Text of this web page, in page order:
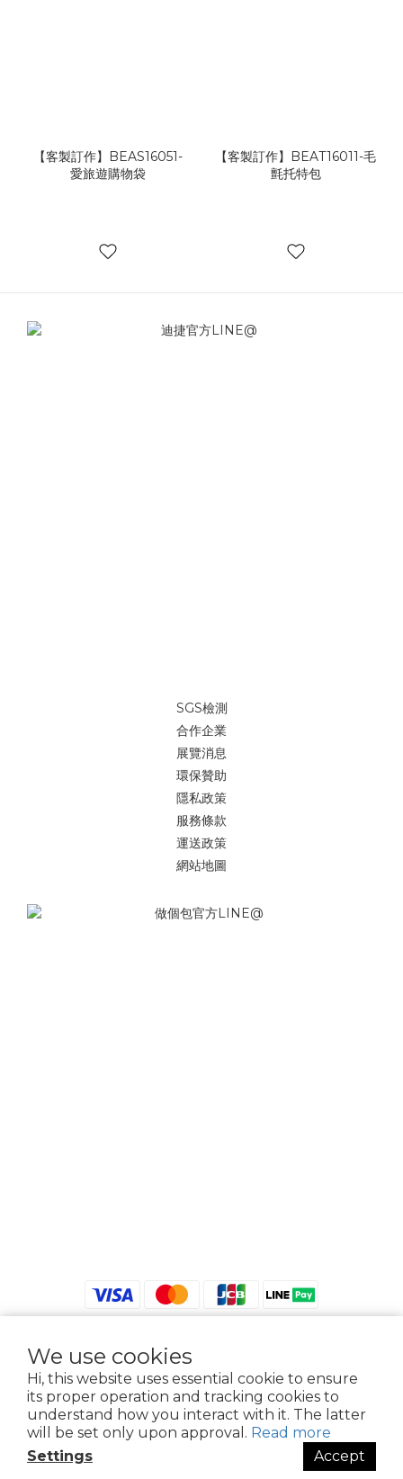
We use cookies
Hi, this website uses essential cookie to ensure
its proper operation and tracking cookies to
understand how you interact with it. The latter
will be set only upon approval. Read more
Settings
Accept
【客製訂作】BEAS16051-
愛旅遊購物袋
【客製訂作】BEAT16011-毛
氈托特包
SGS檢測
合作企業
展覽消息
環保贊助
隱私政策
服務條款
運送政策
網站地圖
$ TWD English
2021 © iGreenbag | DoaBag | Working Hrs 8:30 - 18:00｜新北市新莊區中正路
659-5號3樓 | 02-2903-8800 | 統編 : 28396448 (唯一統編無關係企業)